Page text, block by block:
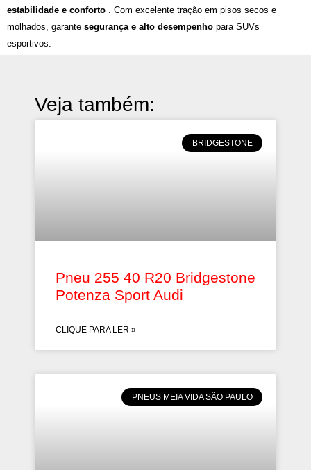
estabilidade e conforto . Com excelente tração em pisos secos e
molhados, garante segurança e alto desempenho para SUVs
esportivos.
Veja também:
BRIDGESTONE
Pneu 255 40 R20 Bridgestone
Potenza Sport Audi
CLIQUE PARA LER »
PNEUS MEIA VIDA SÃO PAULO